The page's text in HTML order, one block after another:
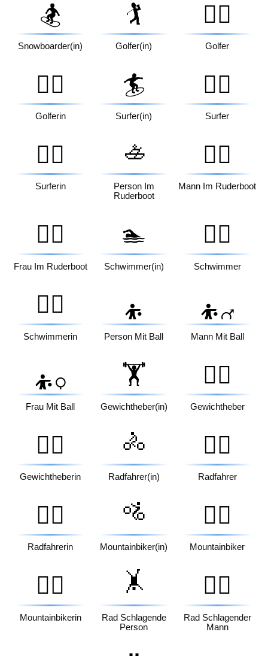
🏂
Snowboarder(in)
🏌️
Golfer(in)
🏌️‍♂️
Golfer
🏌️‍♀️
Golferin
🏄
Surfer(in)
🏄‍♂️
Surfer
🏄‍♀️
Surferin
🚣
Person Im
Ruderboot
🚣‍♂️
Mann Im Ruderboot
🚣‍♀️
Frau Im Ruderboot
🏊
Schwimmer(in)
🏊‍♂️
Schwimmer
🏊‍♀️
Schwimmerin
⛹️
Person Mit Ball
⛹️‍♂️
Mann Mit Ball
⛹️‍♀️
Frau Mit Ball
🏋️
Gewichtheber(in)
🏋️‍♂️
Gewichtheber
🏋️‍♀️
Gewichtheberin
🚴
Radfahrer(in)
🚴‍♂️
Radfahrer
🚴‍♀️
Radfahrerin
🚵
Mountainbiker(in)
🚵‍♂️
Mountainbiker
🚵‍♀️
Mountainbikerin
🤸
Rad Schlagende
Person
🤸‍♂️
Rad Schlagender
Mann